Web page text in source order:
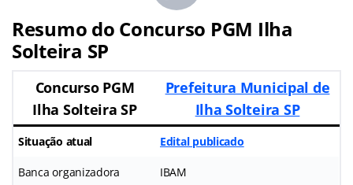
Resumo do Concurso PGM Ilha
Solteira SP
Concurso PGM
Ilha Solteira SP
Prefeitura Municipal de
Ilha Solteira SP
Situação atual Edital publicado
Banca organizadora IBAM